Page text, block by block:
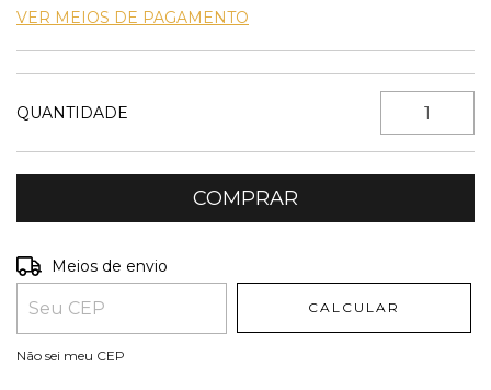
VER MEIOS DE PAGAMENTO
QUANTIDADE
Entregas para o CEP:
Meios de envio
CALCULAR
Não sei meu CEP